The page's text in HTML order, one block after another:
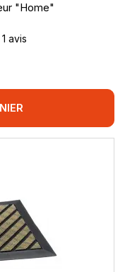
"Home"
1 avis